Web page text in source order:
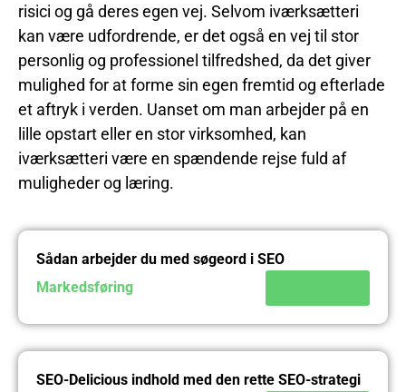
risici og gå deres egen vej. Selvom iværksætteri
kan være udfordrende, er det også en vej til stor
personlig og professionel tilfredshed, da det giver
mulighed for at forme sin egen fremtid og efterlade
et aftryk i verden. Uanset om man arbejder på en
lille opstart eller en stor virksomhed, kan
iværksætteri være en spændende rejse fuld af
muligheder og læring.
Sådan arbejder du med søgeord i SEO
Markedsføring
SEO-Delicious indhold med den rette SEO-strategi